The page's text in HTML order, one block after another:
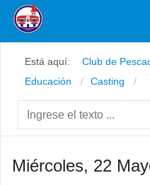
Está aquí: Club de
Educación
Casting
Miércoles, 22